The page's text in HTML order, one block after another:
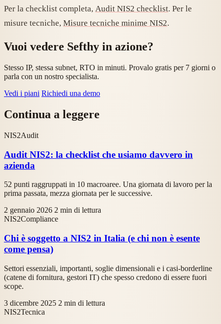
Per la checklist completa, Audit NIS2 checklist. Per le
misure tecniche, Misure tecniche minime NIS2.
Vuoi vedere Sefthy in azione?
Stesso IP, stessa subnet, RTO in minuti. Provalo gratis per 7 giorni o
parla con un nostro specialista.
Vedi i piani Richiedi una demo
Continua a leggere
NIS2Audit
Audit NIS2: la checklist che usiamo davvero in
azienda
52 punti raggruppati in 10 macroaree. Una giornata di lavoro per la
prima passata, mezza giornata per le successive.
2 gennaio 2026 2 min di lettura
NIS2Compliance
Chi è soggetto a NIS2 in Italia (e chi non è esente
come pensa)
Settori essenziali, importanti, soglie dimensionali e i casi-borderline
(catene di fornitura, gestori IT) che spesso credono di essere fuori
scope.
3 dicembre 2025 2 min di lettura
NIS2Tecnica